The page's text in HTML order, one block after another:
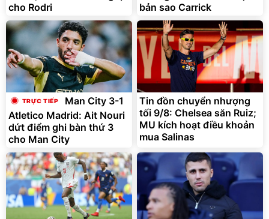
Bạt phủ xe ô tô cao cấp,
tráng nhôm 03 lớp
392.000
325.000
Đã bán nhiều
Xe đạp điện trợ lực G-
Force C14 gấp gọn bỏ cốp
tiện lợi
7.092.000đ
Đang xem nhiều
G-FORCE VIETNA
cho Rodri
bản sao Carrick
Atletico Madrid: Ait Nouri
dứt điểm ghi bàn thứ 3
cho Man City
Tin đồn chuyển nhượng
tối 9/8: Chelsea săn Ruiz;
MU kích hoạt điều khoản
mua Salinas